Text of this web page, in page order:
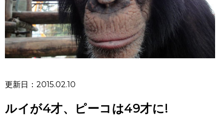
更新日：2015.02.10
ルイが4才、ピーコは49才に!